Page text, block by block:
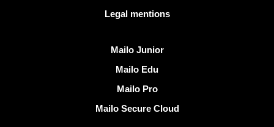
Legal mentions
Mailo Junior
Mailo Edu
Mailo Pro
Mailo Secure Cloud